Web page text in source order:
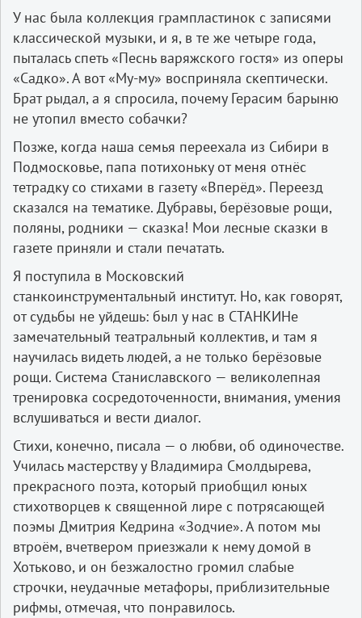
У нас была коллекция грампластинок с записями
классической музыки, и я, в те же четыре года,
пыталась спеть «Песнь варяжского гостя» из оперы
«Садко». А вот «Му-му» восприняла скептически.
Брат рыдал, а я спросила, почему Герасим барыню
не утопил вместо собачки?
Позже, когда наша семья переехала из Сибири в
Подмосковье, папа потихоньку от меня отнёс
тетрадку со стихами в газету «Вперёд». Переезд
сказался на тематике. Дубравы, берёзовые рощи,
поляны, родники — сказка! Мои лесные сказки в
газете приняли и стали печатать.
Я поступила в Московский
станкоинструментальный институт. Но, как говорят,
от судьбы не уйдешь: был у нас в СТАНКИНе
замечательный театральный коллектив, и там я
научилась видеть людей, а не только берёзовые
рощи. Система Станиславского — великолепная
тренировка сосредоточенности, внимания, умения
вслушиваться и вести диалог.
Стихи, конечно, писала — о любви, об одиночестве.
Училась мастерству у Владимира Смолдырева,
прекрасного поэта, который приобщил юных
стихотворцев к священной лире с потрясающей
поэмы Дмитрия Кедрина «Зодчие». А потом мы
втроём, вчетвером приезжали к нему домой в
Хотьково, и он безжалостно громил слабые
строчки, неудачные метафоры, приблизительные
рифмы, отмечая, что понравилось.